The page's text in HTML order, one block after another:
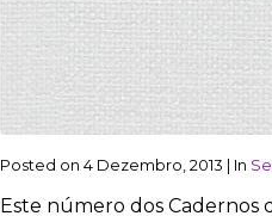
Posted on 4 Dezembro, 2013 In
Este número dos Cadernos